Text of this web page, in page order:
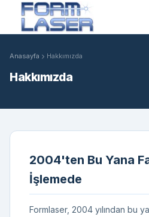
Anasayfa Hakkımızda
Hakkımızda
2004'ten Bu Yana
İşlemede
Formlaser, 2004 yılından bu